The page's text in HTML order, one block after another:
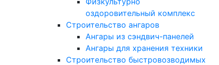
оздоровительный комплекс
Строительство ангаров
Ангары из сэндвич-панелей
Ангары для хранения техники
Строительство быстровозводимых